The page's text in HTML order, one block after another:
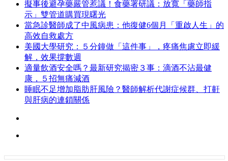
擬事後避孕藥嚴管惹議！食藥署研議：放寬「藥師指
示」雙管道購買現曙光
當急診醫師成了中風病患：他復健6個月「重啟人生」的
高效自救處方
美國大學研究：５分鐘做「這件事」，疼痛焦慮立即緩
解，效果撐數週
適量飲酒安全嗎？最新研究揭密３事：滴酒不沾最健
康，５招無痛減酒
睡眠不足增加脂肪肝風險？醫師解析代謝症候群、打鼾
與肝病的連鎖關係